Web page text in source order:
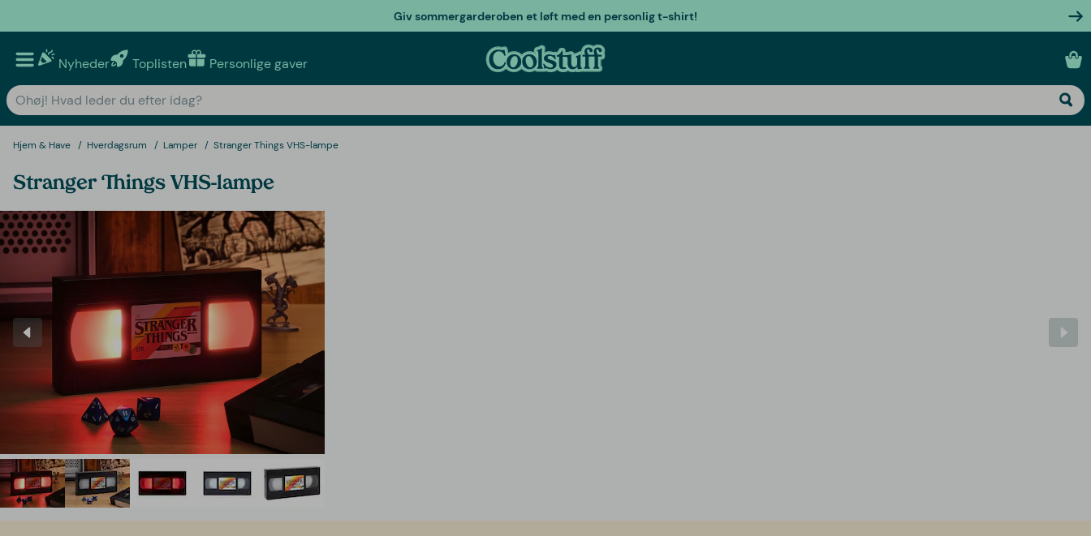
Giv sommergarderoben et løft med en personlig t-shirt!
Nyheder Toplisten Personlige gaver
Hjem & Have Hverdagsrum Lamper Stranger Things VHS-lampe
Stranger Things VHS-lampe